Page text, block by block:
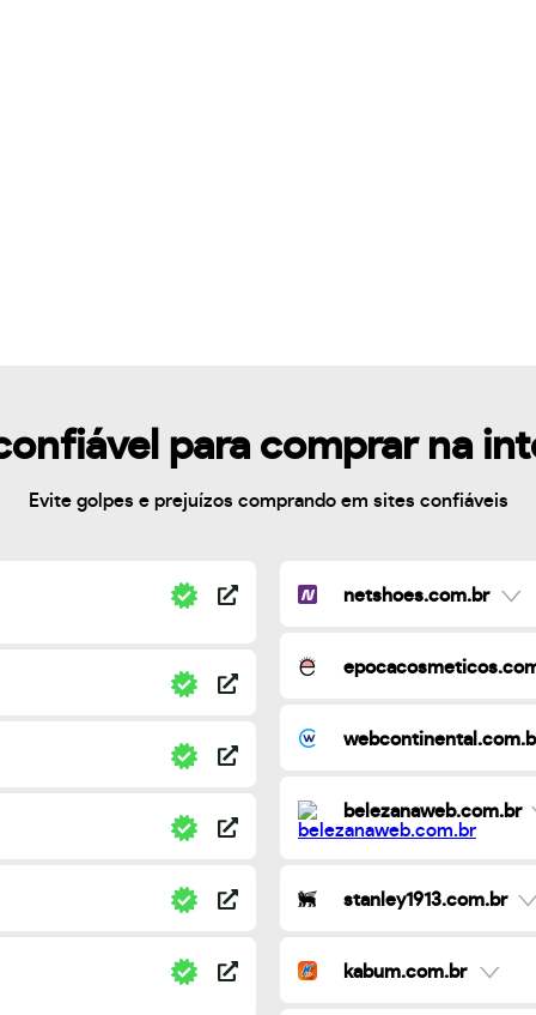
para comprar na
Evite golpes e prejuízos comprando em sites confiáveis
netshoes.com.br
belezanaweb.com.br
stanley1913.com.br
kabum.com.br